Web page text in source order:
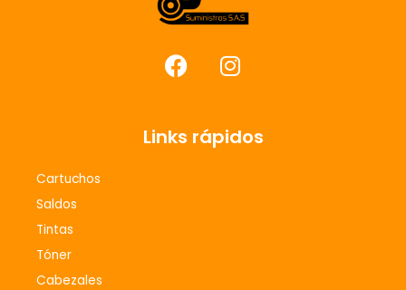
F
a
b
I
n
a
Links rápidos
Cartuchos
Saldos
Tintas
Tóner
Cabezales